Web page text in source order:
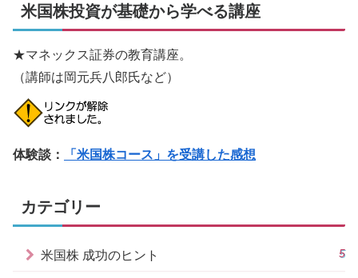
米国株投資が基礎から学べる講座
★マネックス証券の教育講座。
（講師は岡元兵八郎氏など）
体験談： 「米国株コース」を受講した感想
カテゴリー
米国株 成功のヒント 5